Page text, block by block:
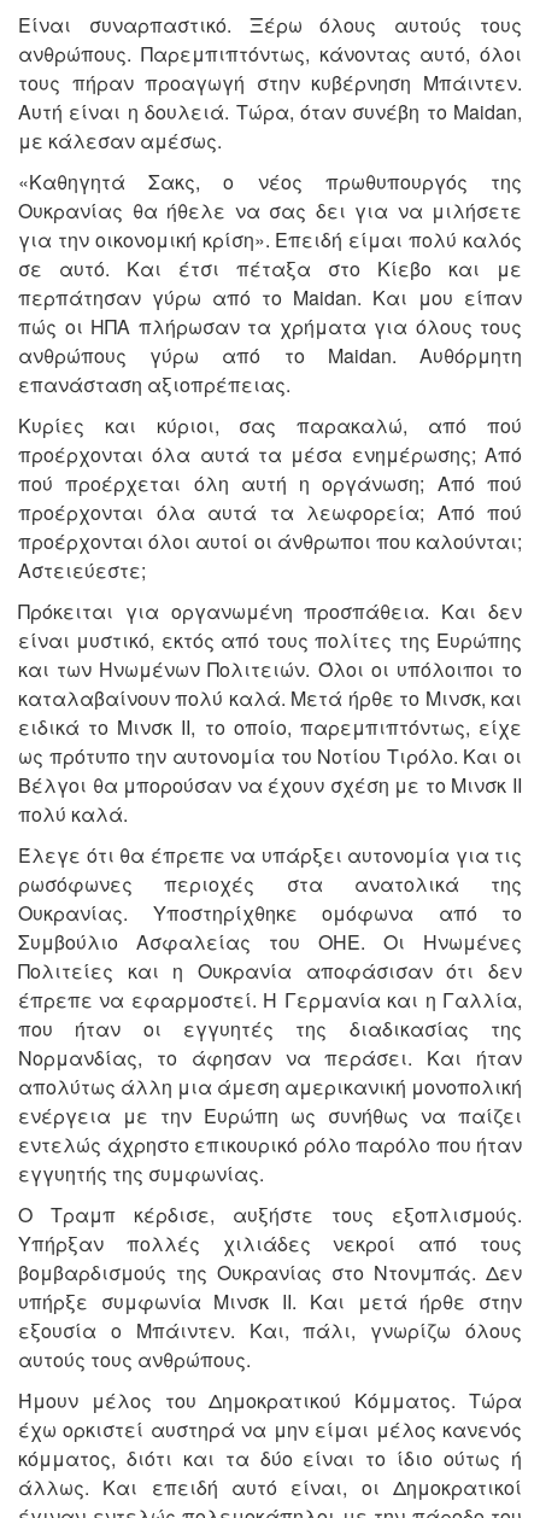
Είναι συναρπαστικό. Ξέρω όλους αυτούς τους
ανθρώπους. Παρεμπιπτόντως, κάνοντας αυτό, όλοι
τους πήραν προαγωγή στην κυβέρνηση Μπάιντεν.
Αυτή είναι η δουλειά. Τώρα, όταν συνέβη το Maidan,
με κάλεσαν αμέσως.
«Καθηγητά Σακς, ο νέος πρωθυπουργός της
Ουκρανίας θα ήθελε να σας δει για να μιλήσετε
για την οικονομική κρίση». Επειδή είμαι πολύ καλός
σε αυτό. Και έτσι πέταξα στο Κίεβο και με
περπάτησαν γύρω από το Maidan. Και μου είπαν
πώς οι ΗΠΑ πλήρωσαν τα χρήματα για όλους τους
ανθρώπους γύρω από το Maidan. Αυθόρμητη
επανάσταση αξιοπρέπειας.
Κυρίες και κύριοι, σας παρακαλώ, από πού
προέρχονται όλα αυτά τα μέσα ενημέρωσης; Από
πού προέρχεται όλη αυτή η οργάνωση; Από πού
προέρχονται όλα αυτά τα λεωφορεία; Από πού
προέρχονται όλοι αυτοί οι άνθρωποι που καλούνται;
Αστειεύεστε;
Πρόκειται για οργανωμένη προσπάθεια. Και δεν
είναι μυστικό, εκτός από τους πολίτες της Ευρώπης
και των Ηνωμένων Πολιτειών. Όλοι οι υπόλοιποι το
καταλαβαίνουν πολύ καλά. Μετά ήρθε το Μινσκ, και
ειδικά το Μινσκ ΙΙ, το οποίο, παρεμπιπτόντως, είχε
ως πρότυπο την αυτονομία του Νοτίου Τιρόλο. Και οι
Βέλγοι θα μπορούσαν να έχουν σχέση με το Μινσκ ΙΙ
πολύ καλά.
Έλεγε ότι θα έπρεπε να υπάρξει αυτονομία για τις
ρωσόφωνες περιοχές στα ανατολικά της
Ουκρανίας. Υποστηρίχθηκε ομόφωνα από το
Συμβούλιο Ασφαλείας του ΟΗΕ. Οι Ηνωμένες
Πολιτείες και η Ουκρανία αποφάσισαν ότι δεν
έπρεπε να εφαρμοστεί. Η Γερμανία και η Γαλλία,
που ήταν οι εγγυητές της διαδικασίας της
Νορμανδίας, το άφησαν να περάσει. Και ήταν
απολύτως άλλη μια άμεση αμερικανική μονοπολική
ενέργεια με την Ευρώπη ως συνήθως να παίζει
εντελώς άχρηστο επικουρικό ρόλο παρόλο που ήταν
εγγυητής της συμφωνίας.
Ο Τραμπ κέρδισε, αυξήστε τους εξοπλισμούς.
Υπήρξαν πολλές χιλιάδες νεκροί από τους
βομβαρδισμούς της Ουκρανίας στο Ντονμπάς. Δεν
υπήρξε συμφωνία Μινσκ ΙΙ. Και μετά ήρθε στην
εξουσία ο Μπάιντεν. Και, πάλι, γνωρίζω όλους
αυτούς τους ανθρώπους.
Ήμουν μέλος του Δημοκρατικού Κόμματος. Τώρα
έχω ορκιστεί αυστηρά να μην είμαι μέλος κανενός
κόμματος, διότι και τα δύο είναι το ίδιο ούτως ή
άλλως. Και επειδή αυτό είναι, οι Δημοκρατικοί